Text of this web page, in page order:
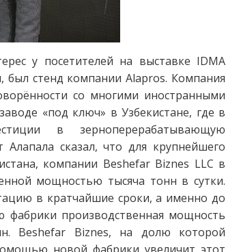
у посетителей на выставке IDMA
был стенд компании Alapros. Компания
со многими иностранными
«под ключ» в Узбекистане, где в
в зерноперерабатывающую
сказал, что для крупнейшего
компании Beshefar Biznes LLC в
мощностью тысяча тонн в сутки.
в кратчайшие сроки, а именно до
фабрики производственная мощность
Beshefar Biznes, на долю которой